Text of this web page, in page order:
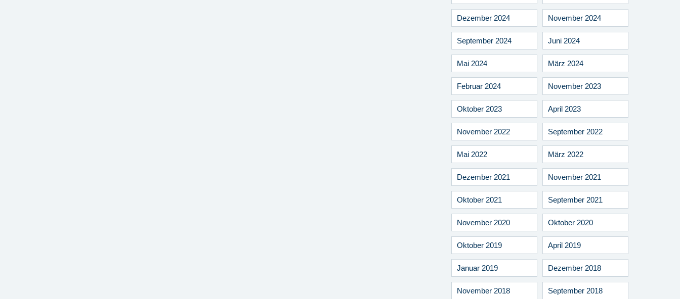
Dezember 2024 November 2024
September 2024 Juni 2024
Mai 2024 März 2024
Februar 2024 November 2023
Oktober 2023 April 2023
November 2022 September 2022
Mai 2022 März 2022
Dezember 2021 November 2021
Oktober 2021 September 2021
November 2020 Oktober 2020
Oktober 2019 April 2019
Januar 2019 Dezember 2018
November 2018 September 2018